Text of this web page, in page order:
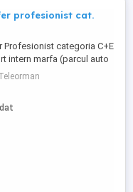
profesionist cat.
Profesionist categoria C+E
intern marfa (parcul auto
Este necesar sa aiba: -
categoriile B, C+E -
transport marfa
si responsabilitate